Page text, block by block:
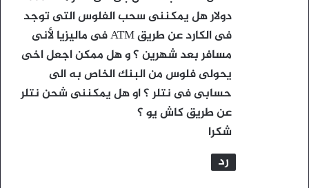
دولار هل يمكننى سحب الفلوس التى توجد
فى الكارد عن طريق ATM فى ماليزيا لأنى
مسافر بعد شهرين ؟ و هل ممكن اجعل اخى
يحولى فلوس من البنك الخاص به الى
حسابى فى نتلر ؟ او هل يمكننى شحن نتلر
عن طريق كاش يو ؟
شكرا
رد